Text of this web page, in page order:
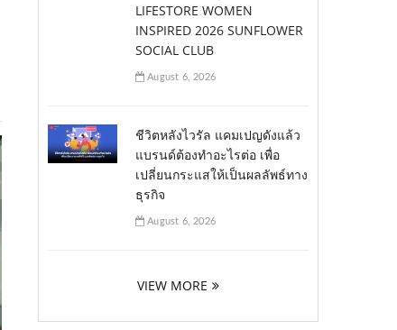
LIFESTORE WOMEN
INSPIRED 2026 SUNFLOWER
SOCIAL CLUB
August 6, 2026
ชีวิตหลังไวรัล แคมเปญดังแล้ว
แบรนด์ต้องทำอะไรต่อ เพื่อ
เปลี่ยนกระแสให้เป็นผลลัพธ์ทาง
ธุรกิจ
August 6, 2026
VIEW MORE